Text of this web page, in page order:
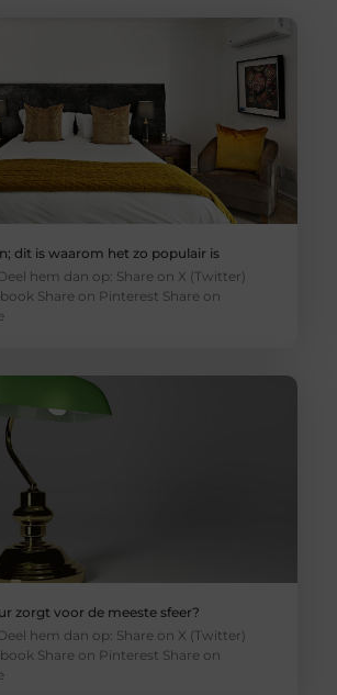
dit is waarom het zo populair is
hem dan op: Share on X (Twitter)
Share on Pinterest Share on
zorgt voor de meeste sfeer?
hem dan op: Share on X (Twitter)
Share on Pinterest Share on